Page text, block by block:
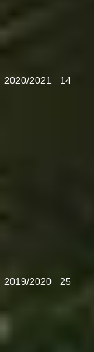
2020/2021 14
2019/2020 25